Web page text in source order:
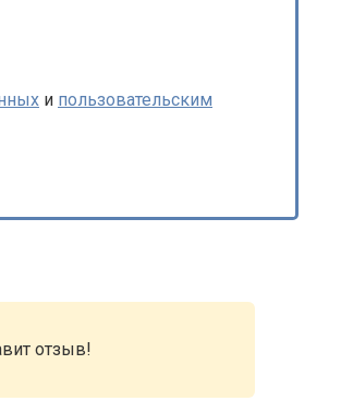
и пользовательским
отзыв!